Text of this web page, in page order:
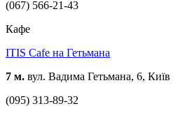
(067) 566-21-43
Кафе
ITIS Cafe на Гетьмана
7 м. вул. Вадима Гетьмана, 6, Київ
(095) 313-89-32